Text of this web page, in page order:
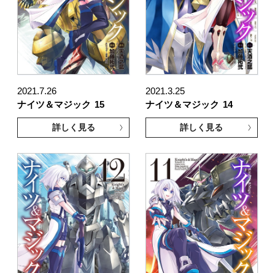
2021.7.26
ナイツ＆マジック 15
詳しく見る
2021.3.25
ナイツ＆マジック 14
詳しく見る